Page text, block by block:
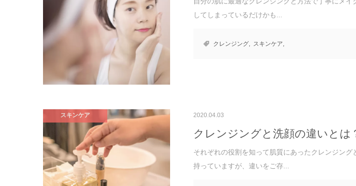
してしまっているだけかも...
クレンジング スキンケア
スキンケア 2020.04.03
クレンジングと洗顔の違いとは
それぞれの役割を知って肌質にあったクレンジン
持っていますが、違いをご存...